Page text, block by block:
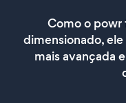
Como o powr
dimensionado,
mais avançada